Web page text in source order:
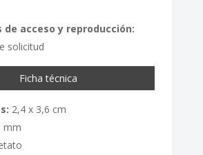
de acceso y reproducción:
solicitud
Ficha técnica
2,4 x 3,6 cm
mm